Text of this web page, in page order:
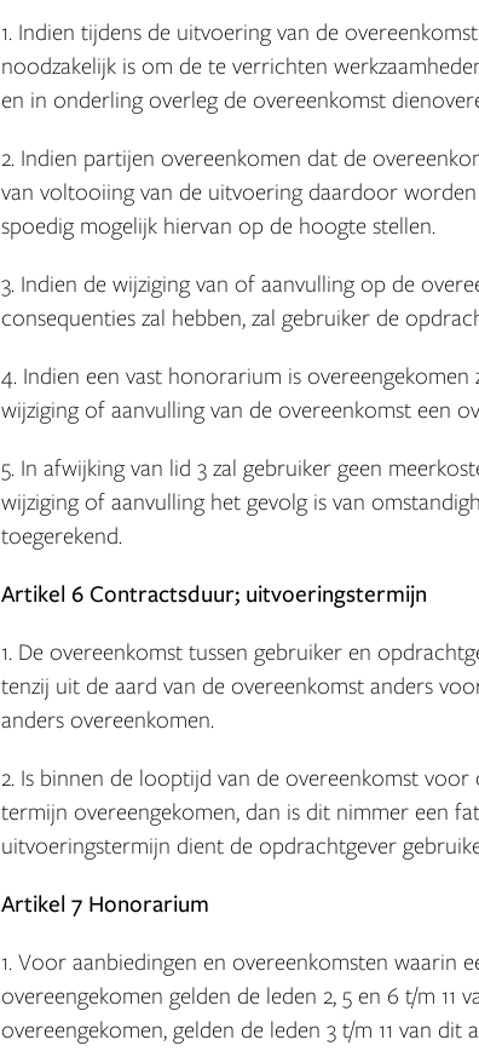
1. Indien tijdens de uitvoering van de
noodzakelijk is om de te verrichten
en in onderling overleg de overeenkomst
2. Indien partijen overeenkomen dat de
van voltooiing van de uitvoering daardoor
spoedig mogelijk hiervan op de hoogte stellen.
3. Indien de wijziging van of aanvulling op de
consequenties zal hebben, zal gebruiker de
4. Indien een vast honorarium is
wijziging of aanvulling van de overeenkomst een
5. In afwijking van lid 3 zal gebruiker geen
wijziging of aanvulling het gevolg is van
toegerekend.
Artikel 6 Contractsduur; uitvoeringstermijn
1. De overeenkomst tussen gebruiker en
tenzij uit de aard van de overeenkomst anders
anders overeenkomen.
2. Is binnen de looptijd van de overeenkomst
termijn overeengekomen, dan is dit nimmer een
uitvoeringstermijn dient de opdrachtgever
Artikel 7 Honorarium
1. Voor aanbiedingen en overeenkomsten
overeengekomen gelden de leden 2, 5 en 6 t/m
overeengekomen, gelden de leden 3 t/m 11 van dit